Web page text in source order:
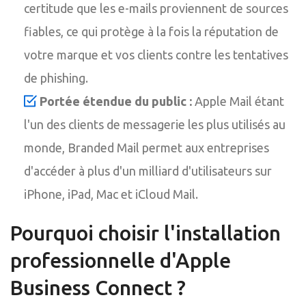
certitude que les e-mails proviennent de sources
fiables, ce qui protège à la fois la réputation de
votre marque et vos clients contre les tentatives
de phishing.
Portée étendue du public : Apple Mail étant
l'un des clients de messagerie les plus utilisés au
monde, Branded Mail permet aux entreprises
d'accéder à plus d'un milliard d'utilisateurs sur
iPhone, iPad, Mac et iCloud Mail.
Pourquoi choisir l'installation
professionnelle d'Apple
Business Connect ?